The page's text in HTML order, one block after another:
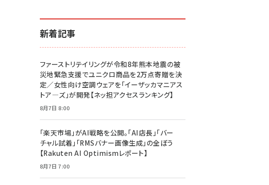
新着記事
ファーストリテイリングが令和8年熊本地震の被
災地緊急支援でユニクロ商品を2万点寄贈を決
定／女性向け空調ウェアを「イーザッカマニアス
トア―ズ」が開発【ネッ担アクセスランキング】
8月7日 8:00
「楽天市場」がAI戦略を公開。「AI店長」「バー
チャル試着」「RMSバナー画像生成」の全ぼう
【Rakuten AI Optimismレポート】
8月7日 7:00